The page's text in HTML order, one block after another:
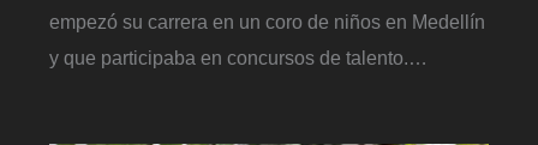
empezó su carrera en un coro de niños en Medellín
y que participaba en concursos de talento.…